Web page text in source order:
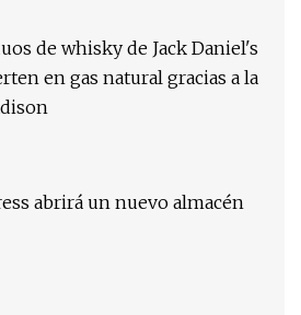
de whisky de Jack Daniel's
en gas natural gracias a la
abrirá un nuevo almacén